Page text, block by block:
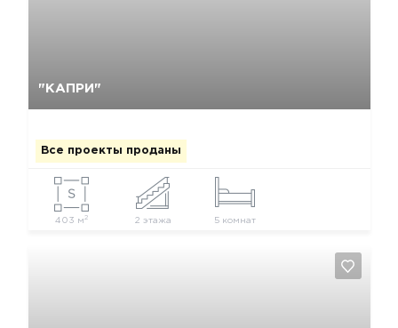
"КАПРИ"
Все проекты проданы
403 м2 2 этажа 5 комнат